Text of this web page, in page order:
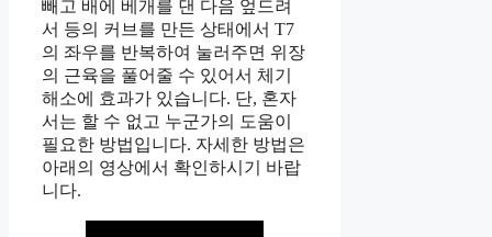
빼고 배에 베개를 댄 다음 엎드려
서 등의 커브를 만든 상태에서 T7
의 좌우를 반복하여 눌러주면 위장
의 근육을 풀어줄 수 있어서 체기
해소에 효과가 있습니다. 단, 혼자
서는 할 수 없고 누군가의 도움이
필요한 방법입니다. 자세한 방법은
아래의 영상에서 확인하시기 바랍
니다.